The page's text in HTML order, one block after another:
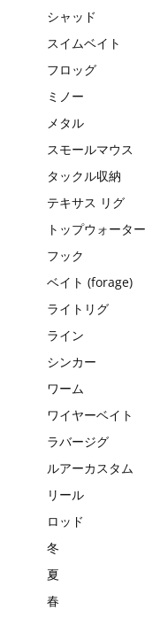
シャッド
スイムベイト
フロッグ
ミノー
メタル
スモールマウス
タックル収納
テキサス リグ
トップウォーター
フック
ベイト (forage)
ライトリグ
ライン
シンカー
ワーム
ワイヤーベイト
ラバージグ
ルアーカスタム
リール
ロッド
冬
夏
春